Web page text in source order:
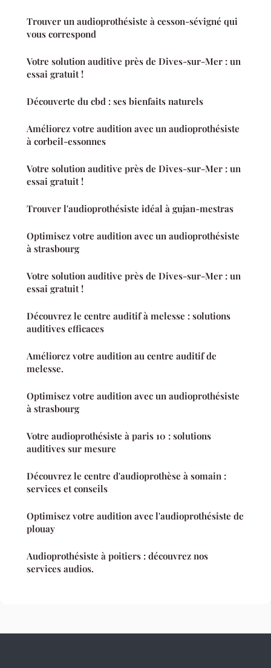
Trouver un audioprothésiste à cesson-sévigné qui
vous correspond
Votre solution auditive près de Dives-sur-Mer : un
essai gratuit !
Découverte du cbd : ses bienfaits naturels
Améliorez votre audition avec un audioprothésiste
à corbeil-essonnes
Votre solution auditive près de Dives-sur-Mer : un
essai gratuit !
Trouver l'audioprothésiste idéal à gujan-mestras
Optimisez votre audition avec un audioprothésiste
à strasbourg
Votre solution auditive près de Dives-sur-Mer : un
essai gratuit !
Découvrez le centre auditif à melesse : solutions
auditives efficaces
Améliorez votre audition au centre auditif de
melesse.
Optimisez votre audition avec un audioprothésiste
à strasbourg
Votre audioprothésiste à paris 10 : solutions
auditives sur mesure
Découvrez le centre d'audioprothèse à somain :
services et conseils
Optimisez votre audition avec l'audioprothésiste de
plouay
Audioprothésiste à poitiers : découvrez nos
services audios.